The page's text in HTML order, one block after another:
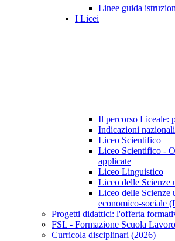
Linee guida
I Licei
Il percorso Liceale:
Indicazioni
Liceo Scientifico
Liceo Scientifico -
applicate
Liceo Linguistico
Liceo delle Scienze
Liceo delle Scienze
economico-sociale
Progetti didattici: l'offerta
FSL - Formazione Scuola
Curricola disciplinari (2026)